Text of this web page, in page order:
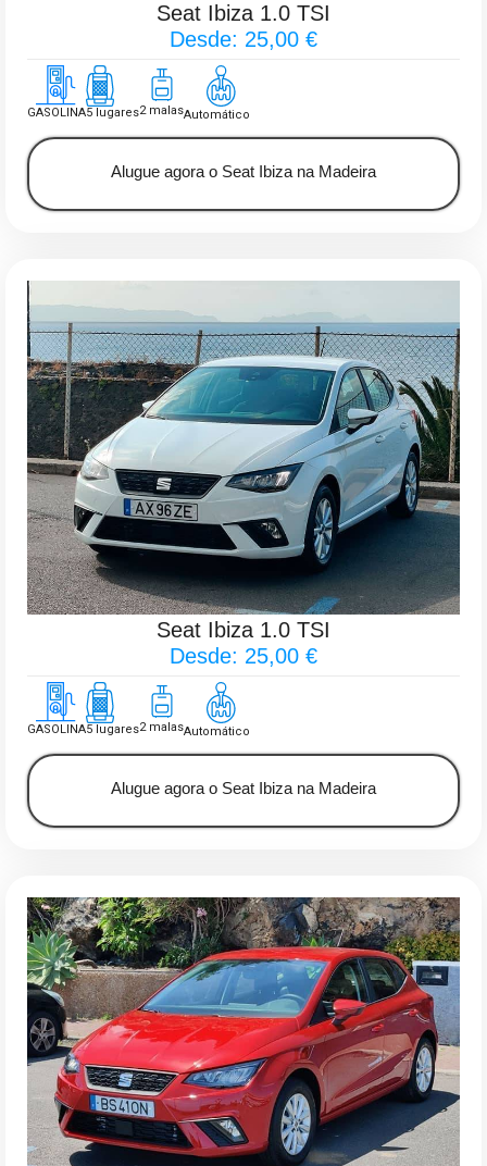
Seat Ibiza 1.0 TSI
Desde: 25,00 €
GASOLINA5 lugares2 malasAutomático
Alugue agora o Seat Ibiza na Madeira
Seat Ibiza 1.0 TSI
Desde: 25,00 €
GASOLINA5 lugares2 malasAutomático
Alugue agora o Seat Ibiza na Madeira